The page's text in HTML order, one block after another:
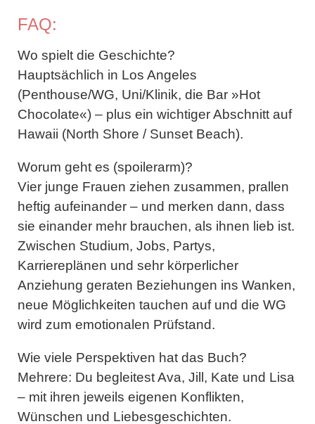
FAQ:
Wo spielt die Geschichte?
Hauptsächlich in Los Angeles
(Penthouse/WG, Uni/Klinik, die Bar »Hot
Chocolate«) – plus ein wichtiger Abschnitt auf
Hawaii (North Shore / Sunset Beach).
Worum geht es (spoilerarm)?
Vier junge Frauen ziehen zusammen, prallen
heftig aufeinander – und merken dann, dass
sie einander mehr brauchen, als ihnen lieb ist.
Zwischen Studium, Jobs, Partys,
Karriereplänen und sehr körperlicher
Anziehung geraten Beziehungen ins Wanken,
neue Möglichkeiten tauchen auf und die WG
wird zum emotionalen Prüfstand.
Wie viele Perspektiven hat das Buch?
Mehrere: Du begleitest Ava, Jill, Kate und Lisa
– mit ihren jeweils eigenen Konflikten,
Wünschen und Liebesgeschichten.